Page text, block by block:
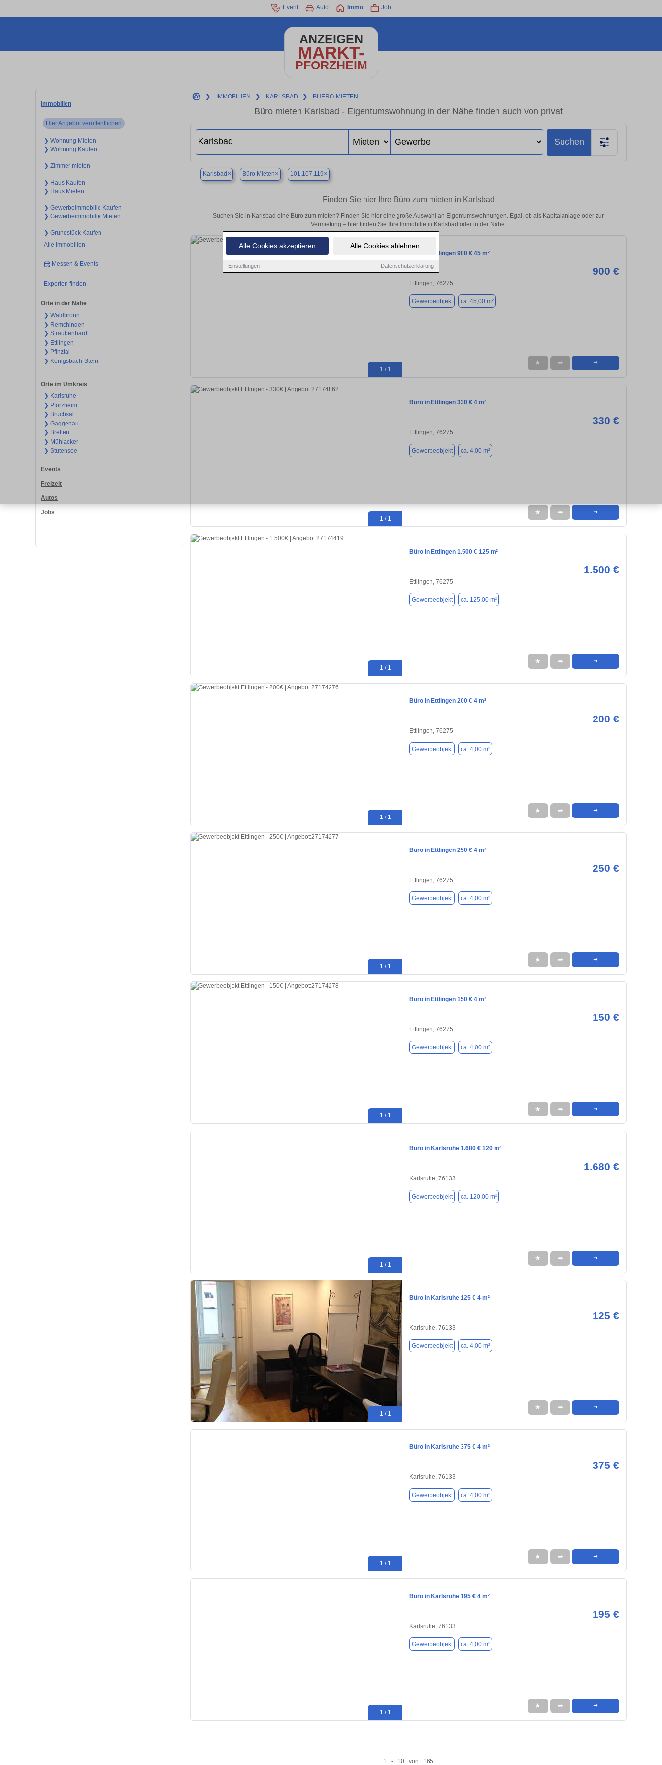
Alle Cookies akzeptieren Alle Cookies ablehnen
Einstellungen Datenschutzerklärung
Event Auto Immo Job
ANZEIGEN
MARKT-
PFORZHEIM
Immobilien
Hier Angebot veröffentlichen
❯ Wohnung Mieten
❯ Wohnung Kaufen
❯ Zimmer mieten
❯ Haus Kaufen
❯ Haus Mieten
❯ Gewerbeimmobilie Kaufen
❯ Gewerbeimmobilie Mieten
❯ Grundstück Kaufen
Alle Immobilien
Messen & Events
Experten finden
Orte in der Nähe
❯ Waldbronn
❯ Remchingen
❯ Straubenhardt
❯ Ettlingen
❯ Pfinztal
❯ Königsbach-Stein
Orte im Umkreis
❯ Karlsruhe
❯ Pforzheim
❯ Bruchsal
❯ Gaggenau
❯ Bretten
❯ Mühlacker
❯ Stutensee
Events
Freizeit
Autos
Jobs
❯ IMMOBILIEN ❯ KARLSBAD ❯ BUERO-MIETEN
Büro mieten Karlsbad - Eigentumswohnung in der Nähe finden auch von privat
Suchen
Karlsbad × Büro Mieten× 101,107,119×
Finden Sie hier Ihre Büro zum mieten in Karlsbad
Suchen Sie in Karlsbad eine Büro zum mieten? Finden Sie hier eine große Auswahl an Eigentumswohnungen. Egal, ob als Kapitalanlage oder zur
Vermietung – hier finden Sie Ihre Immobilie in Karlsbad oder in der Nähe.
1 / 1
Büro in Ettlingen 900 € 45 m²
900 €
Ettlingen, 76275
Gewerbeobjekt ca. 45,00 m²
★ ➦ ➜
1 / 1
Büro in Ettlingen 330 € 4 m²
330 €
Ettlingen, 76275
Gewerbeobjekt ca. 4,00 m²
★ ➦ ➜
1 / 1
Büro in Ettlingen 1.500 € 125 m²
1.500 €
Ettlingen, 76275
Gewerbeobjekt ca. 125,00 m²
★ ➦ ➜
1 / 1
Büro in Ettlingen 200 € 4 m²
200 €
Ettlingen, 76275
Gewerbeobjekt ca. 4,00 m²
★ ➦ ➜
1 / 1
Büro in Ettlingen 250 € 4 m²
250 €
Ettlingen, 76275
Gewerbeobjekt ca. 4,00 m²
★ ➦ ➜
1 / 1
Büro in Ettlingen 150 € 4 m²
150 €
Ettlingen, 76275
Gewerbeobjekt ca. 4,00 m²
★ ➦ ➜
1 / 1
Büro in Karlsruhe 1.680 € 120 m²
1.680 €
Karlsruhe, 76133
Gewerbeobjekt ca. 120,00 m²
★ ➦ ➜
1 / 1
Büro in Karlsruhe 125 € 4 m²
125 €
Karlsruhe, 76133
Gewerbeobjekt ca. 4,00 m²
★ ➦ ➜
1 / 1
Büro in Karlsruhe 375 € 4 m²
375 €
Karlsruhe, 76133
Gewerbeobjekt ca. 4,00 m²
★ ➦ ➜
1 / 1
Büro in Karlsruhe 195 € 4 m²
195 €
Karlsruhe, 76133
Gewerbeobjekt ca. 4,00 m²
★ ➦ ➜
1 - 10 von 165